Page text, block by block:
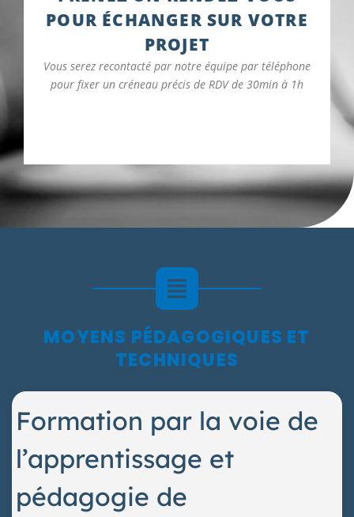
POUR ÉCHANGER SUR VOTRE
PROJET
Vous serez recontacté par notre équipe par téléphone
pour fixer un créneau précis de RDV de 30min à 1h
MOYENS PÉDAGOGIQUES ET
TECHNIQUES
Formation par la voie de
l’apprentissage et
pédagogie de